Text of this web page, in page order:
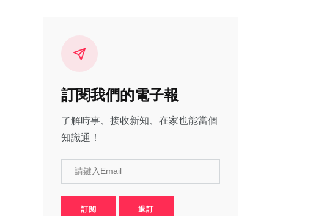
訂閱我們的電子報
了解時事、接收新知、在家也能當個
知識通！
請鍵入Email
訂閱 退訂